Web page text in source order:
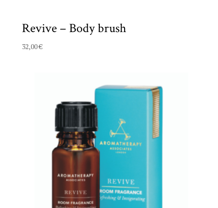
Revive – Body brush
32,00€